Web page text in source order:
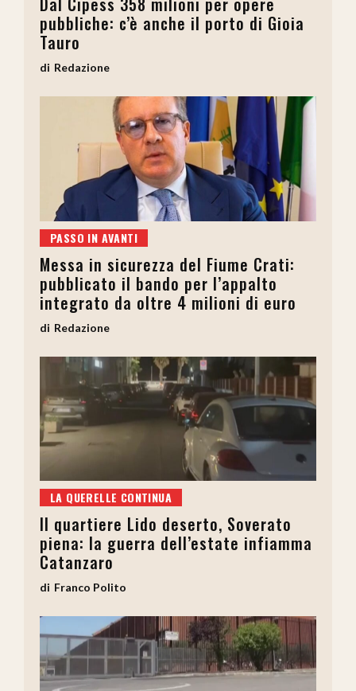
pubbliche: c’è anche il porto di Gioia
Tauro
Redazione
PASSO IN AVANTI
Messa in sicurezza del Fiume Crati:
pubblicato il bando per l’appalto
integrato da oltre 4 milioni di euro
Redazione
LA QUERELLE CONTINUA
Il quartiere Lido deserto, Soverato
piena: la guerra dell’estate infiamma
Catanzaro
Franco Polito